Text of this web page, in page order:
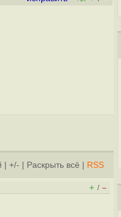
+/- Раскрыть всё RSS
+ / –